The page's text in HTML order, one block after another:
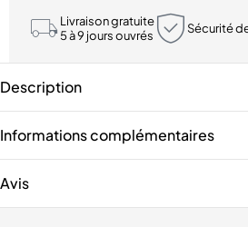
Livraison gratuite
5 à 9 jours ouvrés
Sécurité
Description
Informations complémentaires
Avis